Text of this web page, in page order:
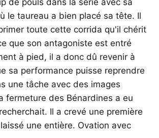
de pouls dans la série avec sa
le taureau a bien placé sa tête. Il
toute cette corrida qu'il chérit
que son antagoniste est entré
à pied, il a donc dû revenir à
sa performance puisse reprendre
une tâche avec des images
fermeture des Bénardines a eu
Il a crevé une première
une entière. Ovation avec